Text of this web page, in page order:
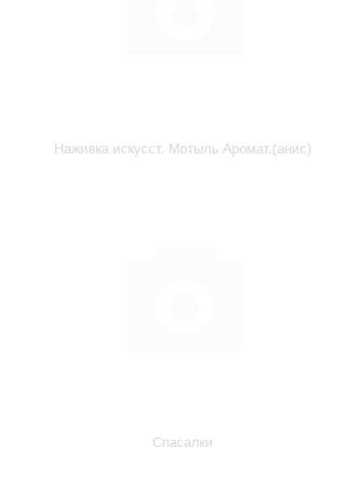
Наживка искусст. Мотыль Аромат.(анис)
Спасалки